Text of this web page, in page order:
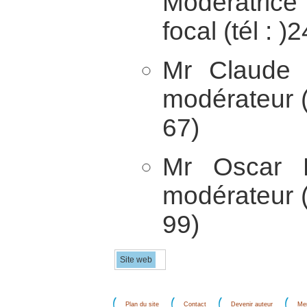
focal (tél :
Mr
modérateur
67)
Mr Oscar
modérateur
99)
Site web
Plan du site Contact Devenir auteur